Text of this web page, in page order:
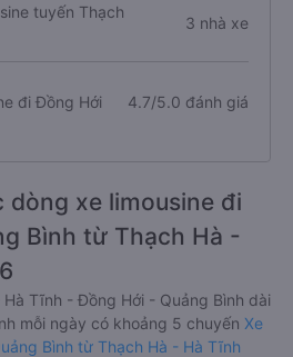
tuyến Thạch
3 nhà xe
đi Đồng Hới 4.7/5.0 đánh giá
dòng xe limousine đi
Bình từ Thạch Hà -
Tĩnh - Đồng Hới - Quảng Bình dài
mỗi ngày có khoảng 5 chuyến Xe
Bình từ Thạch Hà - Hà Tĩnh